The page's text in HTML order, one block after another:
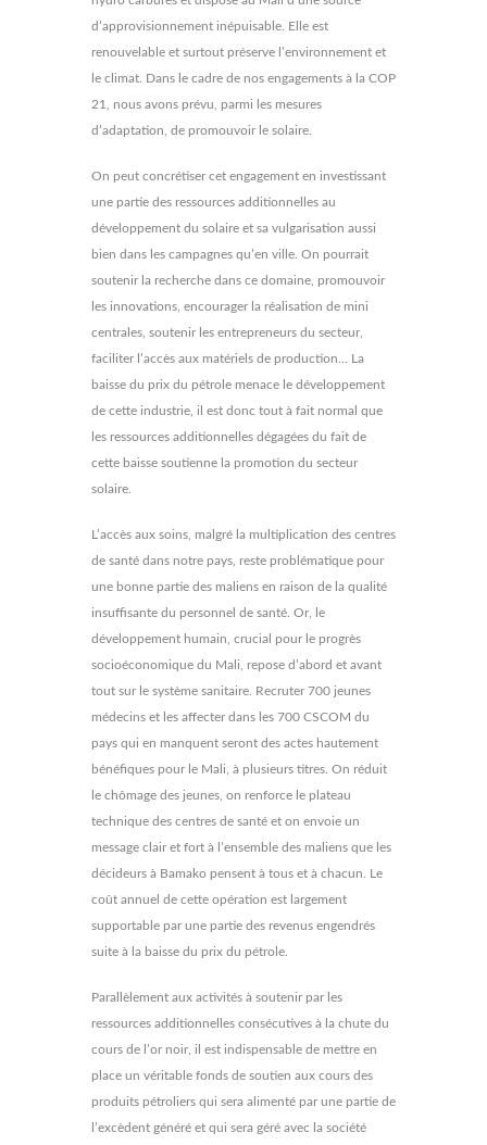
d’approvisionnement inépuisable. Elle est
renouvelable et surtout préserve l’environnement et
le climat. Dans le cadre de nos engagements à la COP
21, nous avons prévu, parmi les mesures
d’adaptation, de promouvoir le solaire.
On peut concrétiser cet engagement en investissant
une partie des ressources additionnelles au
développement du solaire et sa vulgarisation aussi
bien dans les campagnes qu’en ville. On pourrait
soutenir la recherche dans ce domaine, promouvoir
les innovations, encourager la réalisation de mini
centrales, soutenir les entrepreneurs du secteur,
faciliter l’accès aux matériels de production… La
baisse du prix du pétrole menace le développement
de cette industrie, il est donc tout à fait normal que
les ressources additionnelles dégagées du fait de
cette baisse soutienne la promotion du secteur
solaire.
L’accès aux soins, malgré la multiplication des centres
de santé dans notre pays, reste problématique pour
une bonne partie des maliens en raison de la qualité
insuffisante du personnel de santé. Or, le
développement humain, crucial pour le progrès
socioéconomique du Mali, repose d’abord et avant
tout sur le système sanitaire. Recruter 700 jeunes
médecins et les affecter dans les 700 CSCOM du
pays qui en manquent seront des actes hautement
bénéfiques pour le Mali, à plusieurs titres. On réduit
le chômage des jeunes, on renforce le plateau
technique des centres de santé et on envoie un
message clair et fort à l’ensemble des maliens que les
décideurs à Bamako pensent à tous et à chacun. Le
coût annuel de cette opération est largement
supportable par une partie des revenus engendrés
suite à la baisse du prix du pétrole.
Parallèlement aux activités à soutenir par les
ressources additionnelles consécutives à la chute du
cours de l’or noir, il est indispensable de mettre en
place un véritable fonds de soutien aux cours des
produits pétroliers qui sera alimenté par une partie de
l’excèdent généré et qui sera géré avec la société